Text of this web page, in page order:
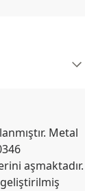
Metal
aşmaktadır.